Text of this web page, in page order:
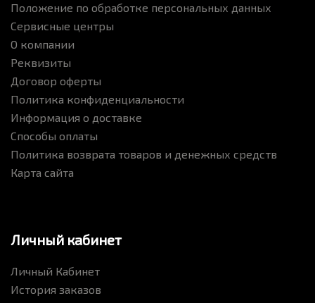
Положение по обработке персональных данных
Сервисные центры
О компании
Реквизиты
Договор оферты
Политика конфиденциальности
Информация о доставке
Способы оплаты
Политика возврата товаров и денежных средств
Карта сайта
Личный кабинет
Личный Кабинет
История заказов